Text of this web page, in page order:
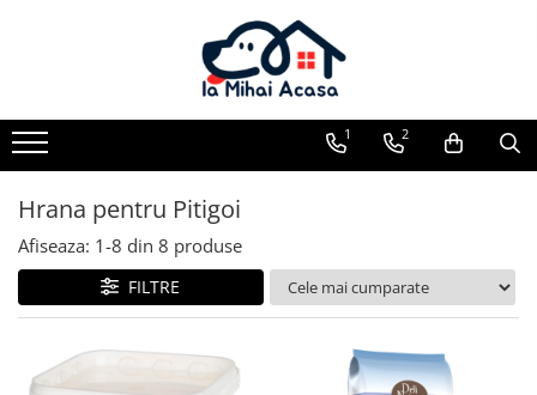
Pachete promotionale
Pachete promotionale
Pachete promotionale
Test gratuit 1 2
Hrana pentru Pitigoi
Afiseaza: 1-8 din 8 produse
FILTRE